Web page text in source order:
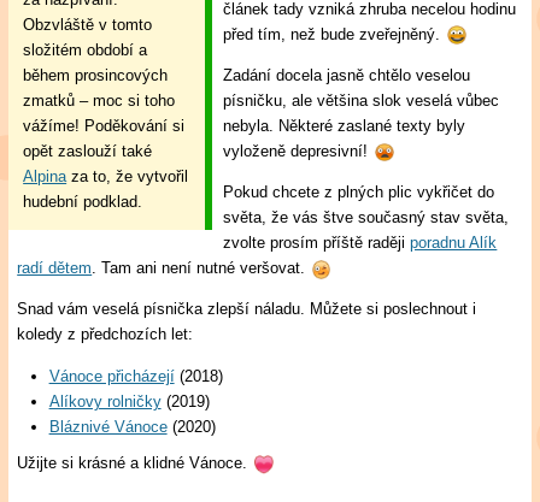
Obzvláště v tomto
složitém období a
během prosincových
zmatků – moc si toho
vážíme! Poděkování si
opět zaslouží také
Alpina za to, že vytvořil
hudební podklad.
článek tady vzniká zhruba necelou hodinu
před tím, než bude zveřejněný.
Zadání docela jasně chtělo veselou
písničku, ale většina slok veselá vůbec
nebyla. Některé zaslané texty byly
vyloženě depresivní!
Pokud chcete z plných plic vykřičet do
světa, že vás štve současný stav světa,
zvolte prosím příště radějiporadnu Alík
radí dětem. Tam ani není nutné veršovat.
Snad vám veselá písnička zlepší náladu. Můžete si poslechnout i
koledy z předchozích let:
Vánoce přicházejí(2018)
Alíkovy rolničky(2019)
Bláznivé Vánoce(2020)
Užijte si krásné a klidné Vánoce.